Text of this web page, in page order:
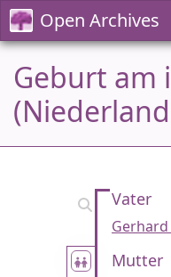
Open Archives
Geburt am
Vater
Mutter